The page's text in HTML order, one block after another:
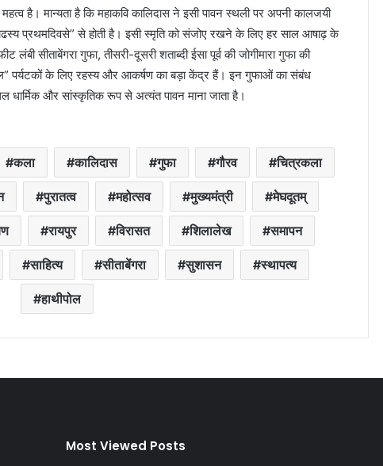
है। मान्यता है कि महाकवि कालिदास ने इसी पावन स्थली पर अपनी कालजयी
प्रथमदिवसे” से होती है। इसी स्मृति को संजोए रखने के लिए हर साल आषाढ़ के
सीताबेंगरा गुफा, तीसरी-दूसरी शताब्दी ईसा पूर्व की जोगीमारा गुफा की
पर्यटकों के लिए रहस्य और आकर्षण का बड़ा केंद्र हैं। इन गुफाओं का संबंध
और सांस्कृतिक रूप से अत्यंत पावन माना जाता है।
कला कालिदास गुफा गौरव चित्रकला
पुरातत्व महोत्सव मुख्यमंत्री मेघदूतम्
रायपुर विरासत शिलालेख समापन
साहित्य सीताबेंगरा सुशासन स्थापत्य
हाथीपोल
Most Viewed Posts